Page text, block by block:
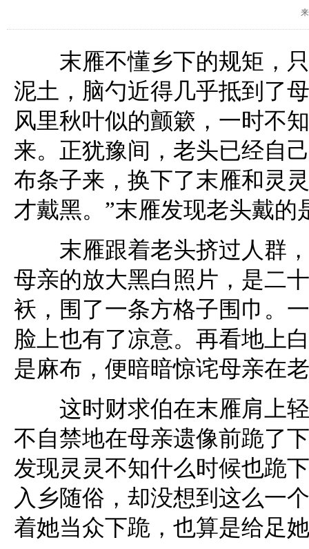
末雁不懂乡下的规矩，只
泥土，脑勺近得几乎抵到了
风里秋叶似的颤簌，一时不
来。正犹豫间，老头已经自
布条子来，换下了末雁和灵
才戴黑。”末雁发现老头戴的
末雁跟着老头挤过人群，
母亲的放大黑白照片，是二
袄，围了一条方格子围巾。
脸上也有了凉意。再看地上
是麻布，便暗暗惊诧母亲在
这时财求伯在末雁肩上轻
不自禁地在母亲遗像前跪了
发现灵灵不知什么时候也跪
入乡随俗，却没想到这么一
着她当众下跪，也算是给足